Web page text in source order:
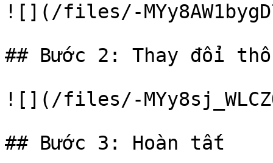
![](/files/-
## Bước 2: Thay đổi
![](/files/-
## Bước 3: Hoàn tất